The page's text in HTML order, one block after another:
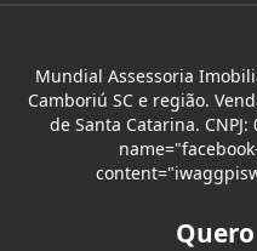
Mundial Assessoria
Camboriú SC e região.
de Santa Catarina.